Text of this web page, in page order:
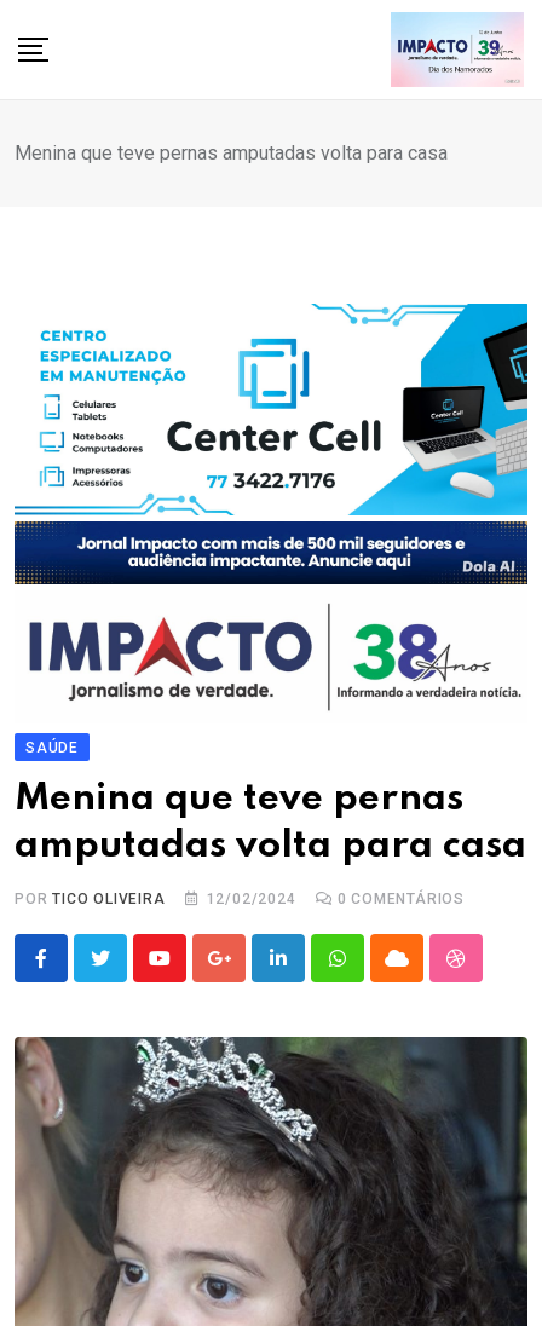
Menina que teve pernas amputadas volta para casa
SAÚDE
Menina que teve pernas
amputadas volta para casa
PORTICO OLIVEIRA 12/02/2024 0 COMENTÁRIOS
YoutubeGoogle+LinkedInWhatsappCloud